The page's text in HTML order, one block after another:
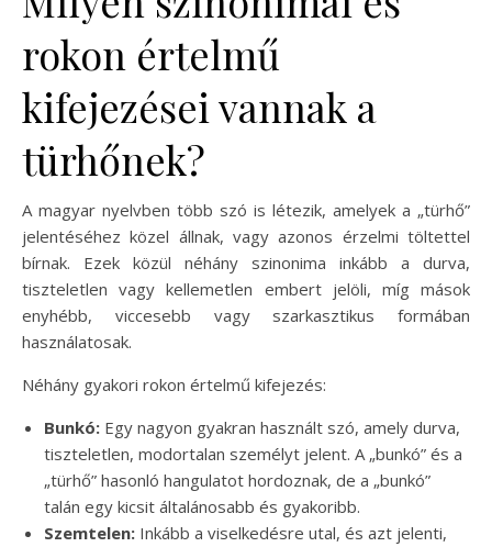
rokon értelmű
kifejezései vannak a
türhőnek?
A magyar nyelvben több szó is létezik, amelyek a „türhő”
jelentéséhez közel állnak, vagy azonos érzelmi töltettel
bírnak. Ezek közül néhány szinonima inkább a durva,
tiszteletlen vagy kellemetlen embert jelöli, míg mások
enyhébb, viccesebb vagy szarkasztikus formában
használatosak.
Néhány gyakori rokon értelmű kifejezés:
Bunkó: Egy nagyon gyakran használt szó, amely durva,
tiszteletlen, modortalan személyt jelent. A „bunkó” és a
„türhő” hasonló hangulatot hordoznak, de a „bunkó”
talán egy kicsit általánosabb és gyakoribb.
Szemtelen: Inkább a viselkedésre utal, és azt jelenti,